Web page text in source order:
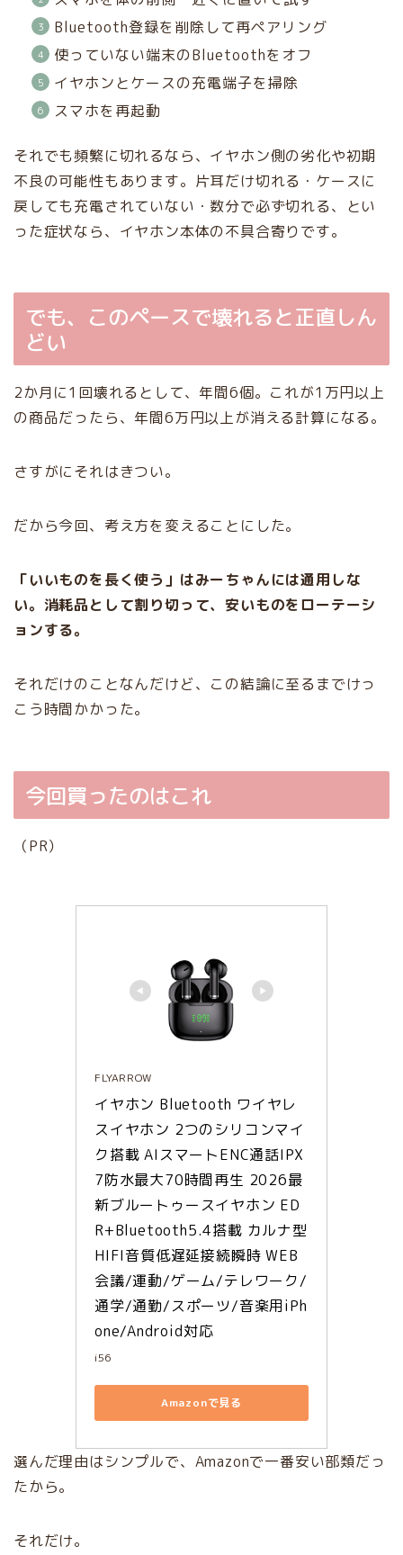
Bluetooth登録を削除して再ペアリング
使っていない端末のBluetoothをオフ
イヤホンとケースの充電端子を掃除
スマホを再起動
それでも頻繁に切れるなら、イヤホン側の劣化や初期
不良の可能性もあります。片耳だけ切れる・ケースに
戻しても充電されていない・数分で必ず切れる、とい
った症状なら、イヤホン本体の不具合寄りです。
でも、このペースで壊れると正直しん
どい
2か月に1回壊れるとして、年間6個。これが1万円以上
の商品だったら、年間6万円以上が消える計算になる。
さすがにそれはきつい。
だから今回、考え方を変えることにした。
「いいものを長く使う」はみーちゃんには通用しな
い。消耗品として割り切って、安いものをローテーシ
ョンする。
それだけのことなんだけど、この結論に至るまでけっ
こう時間かかった。
今回買ったのはこれ
（PR）
FLYARROW
イヤホン Bluetooth ワイヤレ
スイヤホン 2つのシリコンマイ
ク搭載 AIスマートENC通話IPX
7防水最大70時間再生 2026最
新ブルートゥースイヤホン ED
R+Bluetooth5.4搭載 カルナ型
HIFI音質低遅延接続瞬時 WEB
会議/運動/ゲーム/テレワーク/
通学/通勤/スポーツ/音楽用iPh
one/Android対応
i56
Amazonで見る
選んだ理由はシンプルで、Amazonで一番安い部類だっ
たから。
それだけ。